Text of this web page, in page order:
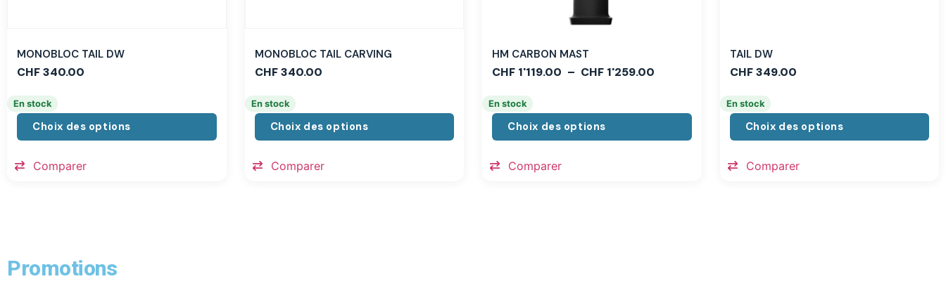
MONOBLOC TAIL DW
CHF340.00
En stock
Choix des options
Comparer
MONOBLOC TAIL CARVING
CHF340.00
En stock
Choix des options
Comparer
HM CARBON MAST
CHF 1'119.00 – CHF 1'259.00
En stock
Choix des options
Comparer
TAIL DW
CHF349.00
En stock
Choix des options
Comparer
Promotions